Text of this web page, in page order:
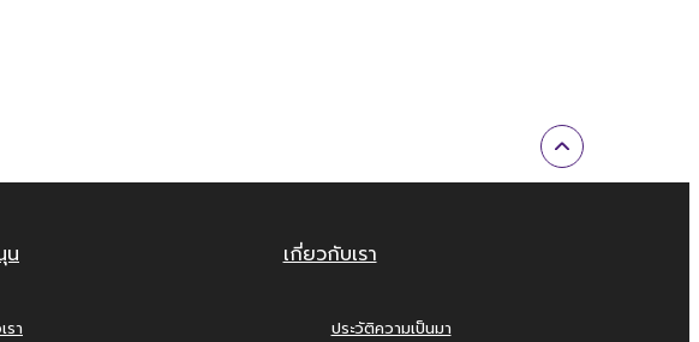
น
รา
เกี่ยวกับเรา
ประวัติความเป็นมา